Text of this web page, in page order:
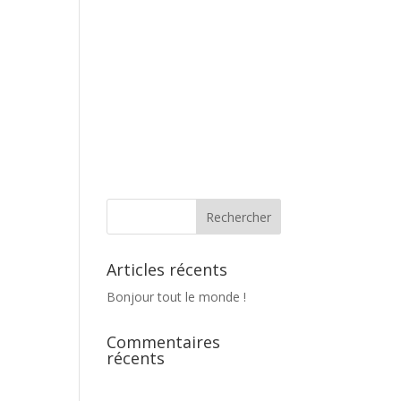
Articles récents
Bonjour tout le monde !
Commentaires
récents